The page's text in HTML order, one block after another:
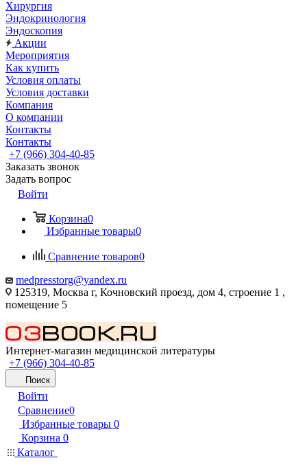
Хирургия
Эндокринология
Эндоскопия
Акции
Мероприятия
Как купить
Условия оплаты
Условия доставки
Компания
О компании
Контакты
Контакты
+7 (966) 304-40-85
Заказать звонок
Задать вопрос
Войти
Корзина0
Избранные товары0
Сравнение товаров0
medpresstorg@yandex.ru
125319, Москва г, Кочновский проезд, дом 4, строение 1 ,
помещение 5
Интернет-магазин медицинской литературы
+7 (966) 304-40-85
Поиск
Войти
Сравнение0
Избранные товары 0
Корзина 0
Каталог